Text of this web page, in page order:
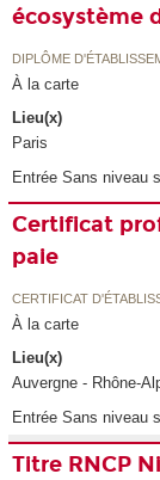
écosystème
DIPLÔME
À la carte
Lieu(x)
Paris
Entrée Sans niveau
Certificat
paie
CERTIFICAT
À la carte
Lieu(x)
Auvergne - Rhône-
Entrée Sans niveau
Titre RNCP